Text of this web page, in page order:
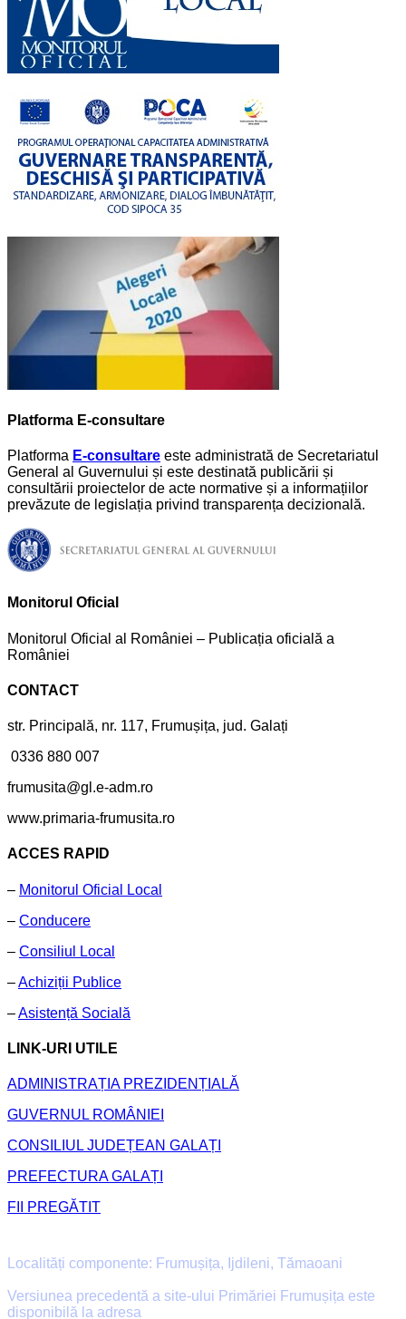
Platforma E-consultare
Platforma E-consultare este administrată de Secretariatul
General al Guvernului și este destinată publicării și
consultării proiectelor de acte normative și a informațiilor
prevăzute de legislația privind transparența decizională.
Monitorul Oficial
Monitorul Oficial al României – Publicația oficială a
României
CONTACT
str. Principală, nr. 117, Frumușița, jud. Galați
0336 880 007
frumusita@gl.e-adm.ro
www.primaria-frumusita.ro
ACCES RAPID
– Monitorul Oficial Local
– Conducere
– Consiliul Local
–Achiziții Publice
–Asistență Socială
LINK-URI UTILE
ADMINISTRAȚIA PREZIDENȚIALĂ
GUVERNUL ROMÂNIEI
CONSILIUL JUDEȚEAN GALAȚI
PREFECTURA GALAȚI
FII PREGĂTIT
Localități componente: Frumușița, Ijdileni, Tămaoani
Versiunea precedentă a site-ului Primăriei Frumușița este
disponibilă la adresa